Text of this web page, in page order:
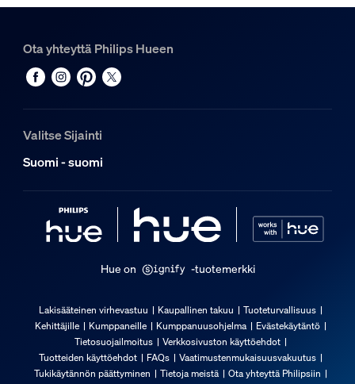
Ota yhteyttä Philips Hueen
Valitse Sijainti
Suomi - suomi
Hue on -tuotemerkki
Lakisääteinen virhevastuu Kaupallinen takuu
Tuoteturvallisuus
Kehittäjille
Kumppaneille Kumppanuusohjelma
Evästekäytäntö
Tietosuojailmoitus
Verkkosivuston käyttöehdot
Tuotteiden käyttöehdot
FAQs
Vaatimustenmukaisuusvakuutus
Tukikäytännön päättyminen
Tietoja meistä
Ota yhteyttä Philipsiin